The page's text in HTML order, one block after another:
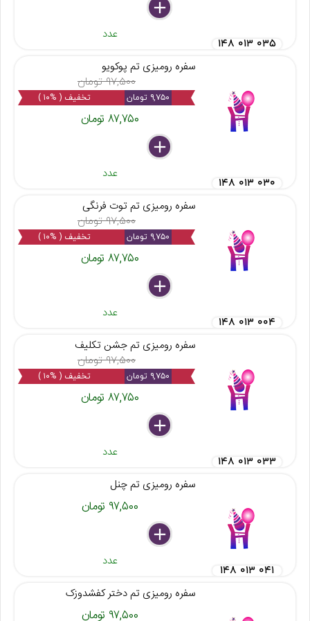
delete
remove
add
عدد
۱۴۸ ۰۱۳ ۰۳۵
سفره رومیزی تم پوکویو
۹۷,۵۰۰ تومان
۹,۷۵۰ تومان تخفیف ( %۱۰ )
۸۷,۷۵۰ تومان
delete
remove
add
عدد
۱۴۸ ۰۱۳ ۰۳۰
سفره رومیزی تم توت فرنگی
۹۷,۵۰۰ تومان
۹,۷۵۰ تومان تخفیف ( %۱۰ )
۸۷,۷۵۰ تومان
delete
remove
add
عدد
۱۴۸ ۰۱۳ ۰۰۴
سفره رومیزی تم جشن تکلیف
۹۷,۵۰۰ تومان
۹,۷۵۰ تومان تخفیف ( %۱۰ )
۸۷,۷۵۰ تومان
delete
remove
add
عدد
۱۴۸ ۰۱۳ ۰۳۳
سفره رومیزی تم چنل
۹۷,۵۰۰ تومان
delete
remove
add
عدد
۱۴۸ ۰۱۳ ۰۴۱
سفره رومیزی تم دختر کفشدوزک
۹۷,۵۰۰ تومان